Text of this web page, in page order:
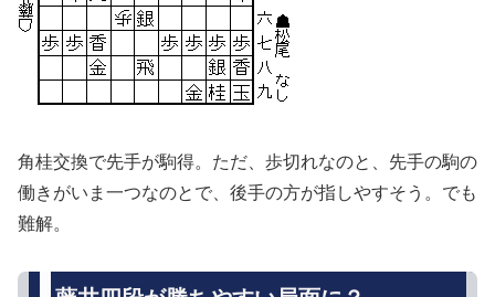
角桂交換で先手が駒得。ただ、歩切れなのと、先手の駒の
働きがいま一つなのとで、後手の方が指しやすそう。でも
難解。